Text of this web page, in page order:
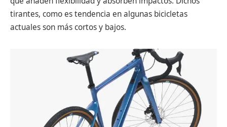
tirantes, como es tendencia en algunas bicicletas
actuales son más cortos y bajos.